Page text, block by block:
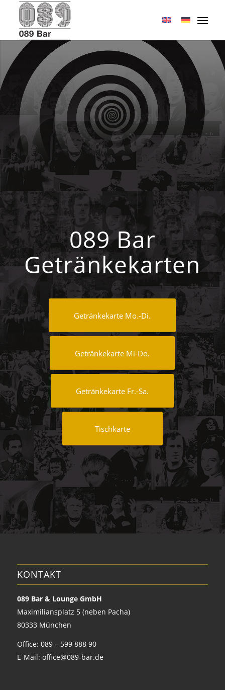
089 Bar
Getränkekarten
Getränkekarte Mo.-Di.
Getränkekarte Mi-Do.
Getränkekarte Fr.-Sa.
Tischkarte
KONTAKT
089 Bar & Lounge GmbH
Maximiliansplatz 5 (neben Pacha)
80333 München
Office: 089 – 599 888 90
E-Mail: office@089-bar.de